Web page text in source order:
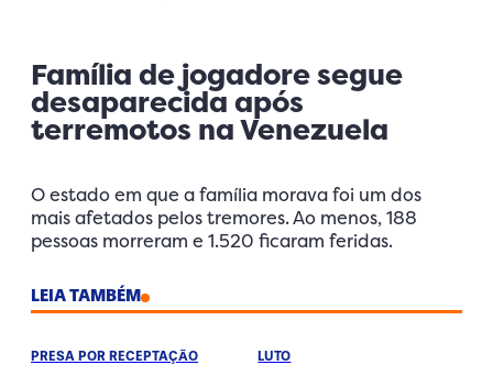
Família de jogadore segue
desaparecida após
terremotos na Venezuela
O estado em que a família morava foi um dos
mais afetados pelos tremores. Ao menos, 188
pessoas morreram e 1.520 ficaram feridas.
LEIA TAMBÉM
PRESA POR RECEPTAÇÃO LUTO